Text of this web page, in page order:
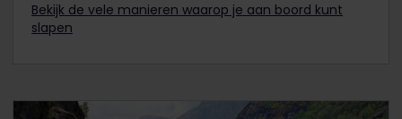
Bekijk de vele manieren waarop je aan boord kunt
slapen